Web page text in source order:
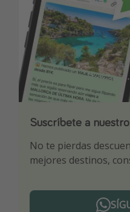
Suscríbete a
No te pierdas
mejores destinos,
Descarga nuestra
Sé el primero en
¡Suscríbete a
¡Recibe las mejores
ti por nuestros